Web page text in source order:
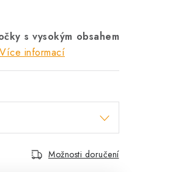
s vysokým obsahem
Více informací
Možnosti doručení